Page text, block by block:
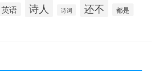
英语 诗人 诗词 还不 都是